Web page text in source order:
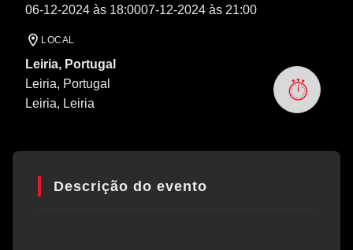
06-12-2024 às 18:0007-12-2024 às 21:00
LOCAL
Leiria, Portugal
Leiria, Portugal
Leiria, Leiria
Descrição do evento